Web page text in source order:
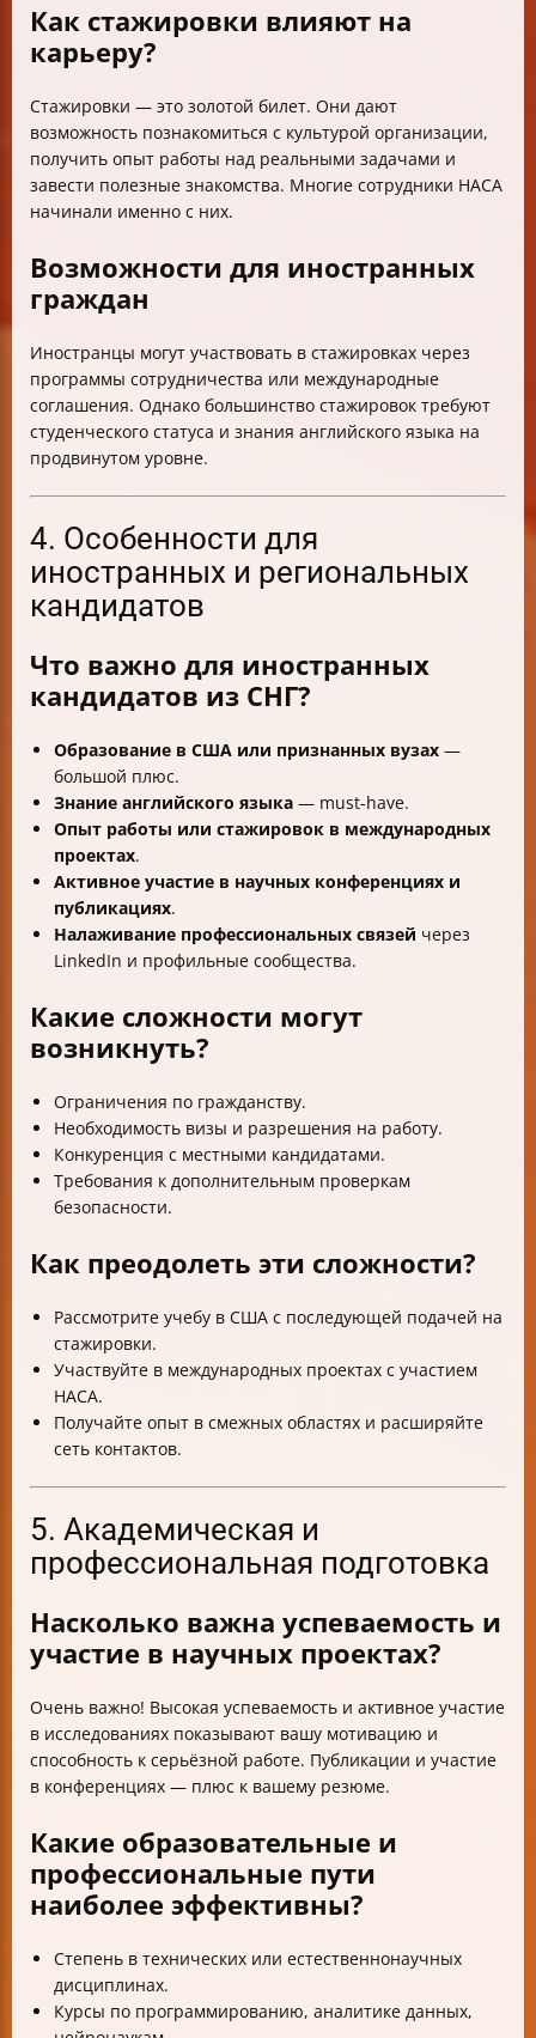
Как стажировки влияют на
карьеру?
Стажировки — это золотой билет. Они дают
возможность познакомиться с культурой организации,
получить опыт работы над реальными задачами и
завести полезные знакомства. Многие сотрудники НАСА
начинали именно с них.
Возможности для иностранных
граждан
Иностранцы могут участвовать в стажировках через
программы сотрудничества или международные
соглашения. Однако большинство стажировок требуют
студенческого статуса и знания английского языка на
продвинутом уровне.
4. Особенности для
иностранных и региональных
кандидатов
Что важно для иностранных
кандидатов из СНГ?
Образование в США или признанных вузах —
большой плюс.
Знание английского языка — must-have.
Опыт работы или стажировок в международных
проектах.
Активное участие в научных конференциях и
публикациях.
Налаживание профессиональных связей через
LinkedIn и профильные сообщества.
Какие сложности могут
возникнуть?
Ограничения по гражданству.
Необходимость визы и разрешения на работу.
Конкуренция с местными кандидатами.
Требования к дополнительным проверкам
безопасности.
Как преодолеть эти сложности?
Рассмотрите учебу в США с последующей подачей на
стажировки.
Участвуйте в международных проектах с участием
НАСА.
Получайте опыт в смежных областях и расширяйте
сеть контактов.
5. Академическая и
профессиональная подготовка
Насколько важна успеваемость и
участие в научных проектах?
Очень важно! Высокая успеваемость и активное участие
в исследованиях показывают вашу мотивацию и
способность к серьёзной работе. Публикации и участие
в конференциях — плюс к вашему резюме.
Какие образовательные и
профессиональные пути
наиболее эффективны?
Степень в технических или естественнонаучных
дисциплинах.
Курсы по программированию, аналитике данных,